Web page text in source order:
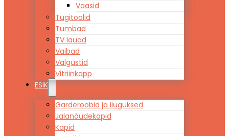
Vaasid
Tugitoolid
Tumbad
TV lauad
Vaibad
Valgustid
Vitriinkapp
ESIK
Garderoobid ja liuguksed
Jalanõudekapid
Kapid